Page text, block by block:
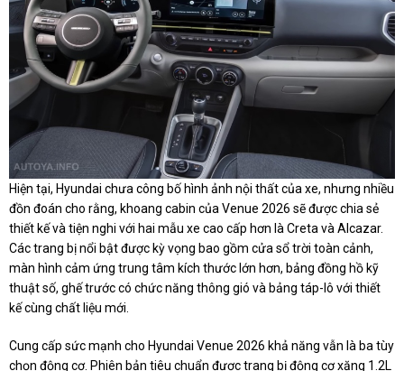
Hiện tại, Hyundai chưa công bố hình ảnh nội thất của xe, nhưng nhiều
đồn đoán cho rằng, khoang cabin của Venue 2026 sẽ được chia sẻ
thiết kế và tiện nghi với hai mẫu xe cao cấp hơn là Creta và Alcazar.
Các trang bị nổi bật được kỳ vọng bao gồm cửa sổ trời toàn cảnh,
màn hình cảm ứng trung tâm kích thước lớn hơn, bảng đồng hồ kỹ
thuật số, ghế trước có chức năng thông gió và bảng táp-lô với thiết
kế cùng chất liệu mới.
Cung cấp sức mạnh cho Hyundai Venue 2026 khả năng vẫn là ba tùy
chọn động cơ. Phiên bản tiêu chuẩn được trang bị động cơ xăng 1.2L